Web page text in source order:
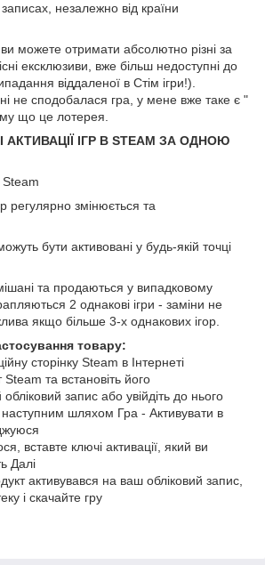
незалежно від країни
можете отримати абсолютно різні за
ексклюзиви, вже більш недоступні до
віддаленої в Стім ігри!).
не сподобалася гра, у мене вже таке є "
що це лотерея.
ІГР В STEAM ЗА ОДНОЮ
Steam
регулярно змінюється та
бути активовані у будь-якій точці
та продаються у випадковому
2 однакові ігри - заміни не
якщо більше 3-х однакових ігор.
товару:
сторінку Steam в Інтернеті
Steam та встановіть його
запис або увійдіть до нього
наступним шляхом Гра - Активувати в
вставте ключі активації, який ви
Далі
активувався на ваш обліковий запис,
і скачайте гру